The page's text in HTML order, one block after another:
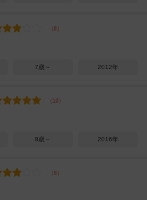
7歳～ 2012年
8歳～ 2016年